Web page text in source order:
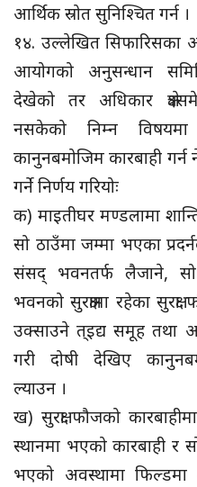
आर्थिक स्रोत सुनिश्चित गर्न ।
१४. उल्लेखित सिफारिसका
आयोगको अनुसन्धान
देखेको तर अधिकार
नसकेको निम्न विषयमा
कानुनबमोजिम कारबाही
गर्ने निर्णय गरियोः
क) माइतीघर मण्डलामा
सो ठाउँमा जम्मा भएका
संसद् भवनतर्फ लैजाने,
भवनको सुरक्षामा रहेका
उक्साउने त्इद्य समूह तथा
गरी दोषी देखिए
ल्याउन ।
ख) सुरक्षा फौजको
स्थानमा भएको कारबाही र
भएको अवस्थामा फिल्डमा